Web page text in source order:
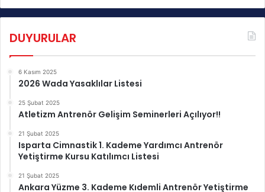
DUYURULAR
6 Kasım 2025
2026 Wada Yasaklılar Listesi
25 Şubat 2025
Atletizm Antrenör Gelişim Seminerleri Açılıyor!!
21 Şubat 2025
Isparta Cimnastik 1. Kademe Yardımcı Antrenör
Yetiştirme Kursu Katılımcı Listesi
21 Şubat 2025
Ankara Yüzme 3. Kademe Kıdemli Antrenör Yetiştirme